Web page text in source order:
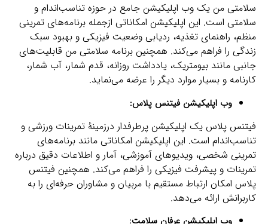
سلامتی من یک وب اپلیکیشن جامع در حوزه تناسب‌اندام و
سلامتی است. این اپلیکیشن امکاناتی ازجمله برنامه‌های تمرینی
منظم، راهنمای تغذیه، ردیابی وضعیت فیزیکی و بهبود سبک
زندگی را فراهم می‌کند. همچنین برنامه سلامتی من قابلیت‌های
جانبی مانند بیومتریک، یادداشت روزانه، قدم شمار، آب شمار،
کارنامه و بسیار موارد دیگر را عرضه می‌نماید.
وب اپلیکیشن فیتنس پلاس:
فیتنس پلاس یک اپلیکیشن پرطرفدار درزمینۀ تمرینات ورزشی و
تناسب‌اندام است. این اپلیکیشن امکاناتی مانند برنامه‌های
تمرینی شخصی، ویدیوهای آموزشی، آمار و اطلاعات دقیق درباره
تمرینات و پیشرفت فیزیکی را فراهم می‌کند. همچنین فیتنس
پلاس امکان ارتباط مستقیم با مربیان و مشاوران حرفه‌ای را به
کاربرانش ارائه می‌دهد.